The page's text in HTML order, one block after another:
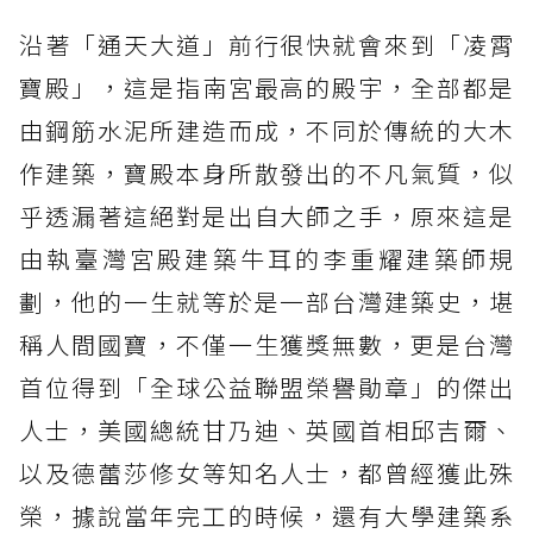
沿著「通天大道」前行很快就會來到「凌霄
寶殿」，這是指南宮最高的殿宇，全部都是
由鋼筋水泥所建造而成，不同於傳統的大木
作建築，寶殿本身所散發出的不凡氣質，似
乎透漏著這絕對是出自大師之手，原來這是
由執臺灣宮殿建築牛耳的李重耀建築師規
劃，他的一生就等於是一部台灣建築史，堪
稱人間國寶，不僅一生獲獎無數，更是台灣
首位得到「全球公益聯盟榮譽勛章」的傑出
人士，美國總統甘乃迪、英國首相邱吉爾、
以及德蕾莎修女等知名人士，都曾經獲此殊
榮，據說當年完工的時候，還有大學建築系